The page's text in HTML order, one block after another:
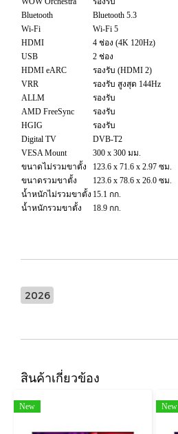
Bluetooth
Bluetooth 5.3
Wi-Fi
Wi-Fi 5
HDMI
4 ช่อง (4K 120Hz)
USB
2 ช่อง
HDMI eARC
รองรับ (HDMI 2)
VRR
รองรับ สูงสุด 144Hz
ALLM
รองรับ
AMD FreeSync
รองรับ
HGIG
รองรับ
Digital TV
DVB-T2
VESA Mount
300 x 300 มม.
ขนาดไม่รวมขาตั้ง
123.6 x 71.6 x 2.97 ซม.
ขนาดรวมขาตั้ง
123.6 x 78.6 x 26.0 ซม.
น้ำหนักไม่รวมขาตั้ง 15.1 กก.
น้ำหนักรวมขาตั้ง
18.9 กก.
2026
สินค้าเกี่ยวข้อง
New New